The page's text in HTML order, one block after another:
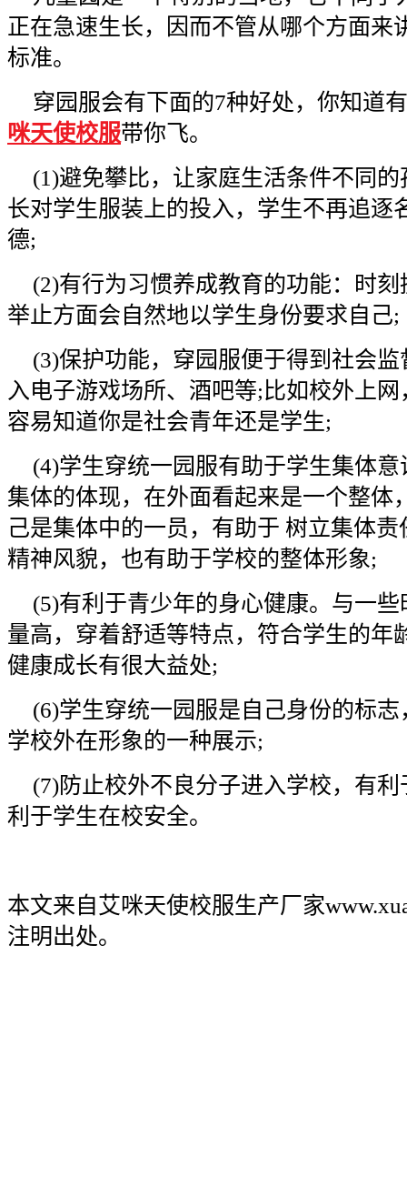
正在急速生长，因而不管从哪个方面来
标准。
穿园服会有下面的7种好处，你知道
咪天使校服带你飞。
(1)避免攀比，让家庭生活条件不同
长对学生服装上的投入，学生不再追逐
德;
(2)有行为习惯养成教育的功能：时
举止方面会自然地以学生身份要求自己;
(3)保护功能，穿园服便于得到社会
入电子游戏场所、酒吧等; 比如校外上
容易知道你是社会青年还是学生;
(4)学生穿统一园服有助于学生集体
集体的体现，在外面看起来是一个整体
己是集体中的一员，有助于 树立集体
精神风貌，也有助于学校的整体形象;
(5)有利于青少年的身心健康。与一
量高，穿着舒适等特点，符合学生的年
健康成长有很大益处;
(6)学生穿统一园服是自己身份的标
学校外在形象的一种展示;
(7)防止校外不良分子进入学校，有
利于学生在校安全。
本文来自艾咪天使校服生产厂家
注明出处。